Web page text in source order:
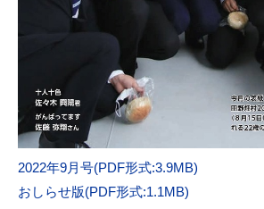
2022年9月号(PDF形式:3.9MB)
おしらせ版(PDF形式:1.1MB)